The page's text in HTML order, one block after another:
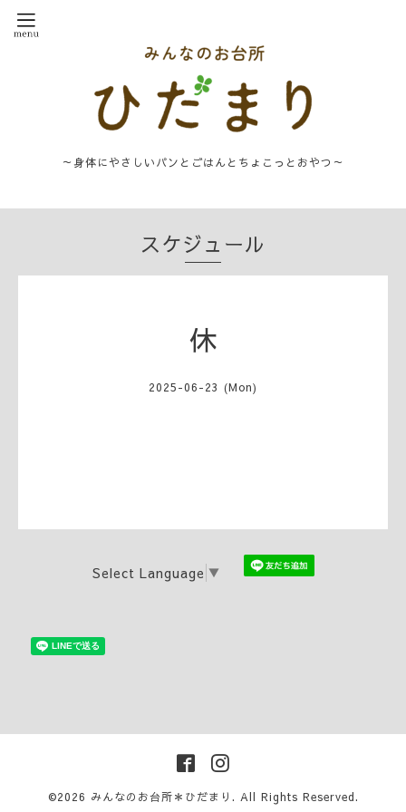
～身体にやさしいパンとごはんとちょこっとおやつ～
スケジュール
休
2025-06-23 (Mon)
Select Language ▼
©2026 みんなのお台所＊ひだまり . All Rights Reserved.